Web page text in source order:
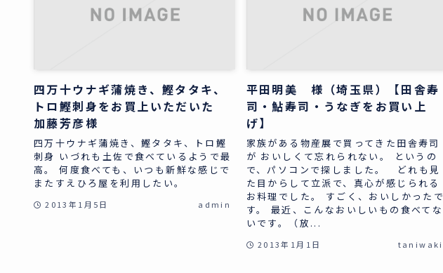
四万十ウナギ蒲焼き、鰹タタキ、
トロ鰹刺身をお買上いただいた
加藤芳彦様
四万十ウナギ蒲焼き、鰹タタキ、トロ鰹
刺身 いづれも土佐で食べているようで最
高。 何度食べても、いつも新鮮な感じで
またすえひろ屋を利用したい。
2013年1月5日 admin
平田明美 様（埼玉県）【田舎寿
司・鮎寿司・うなぎをお買い上
げ】
家族がある物産展で買ってきた田舎寿司
が おいしくて忘れられない。 というの
で、パソコンで探しました。 どれも見
た目からして立派で、真心が感じられる
お料理でした。 すごく、おいしかったで
す。 最近、こんなおいしいもの食べてな
いです。（放...
2013年1月1日 taniwaki